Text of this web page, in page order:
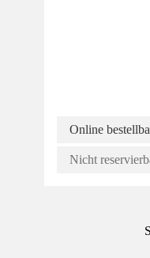
Online
Nicht